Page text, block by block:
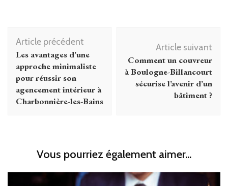
Navigation
d'article
Article précédent
Les avantages d’une
approche minimaliste
pour réussir son
agencement intérieur à
Charbonnière-les-Bains
Article suivant
Comment un couvreur
à Boulogne-Billancourt
sécurise l’avenir d’un
bâtiment ?
Vous pourriez également aimer...